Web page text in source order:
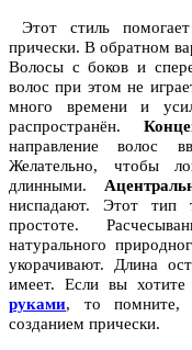
Этот стиль
прически. В обратном
Волосы с боков и
волос при этом не
много времени и
распространён.
направление волос
Желательно, чтобы
длинными.
ниспадают. Этот тип
простоте.
натурального
укорачивают. Длина
имеет. Если вы хотите
руками, то помните,
созданием прически.